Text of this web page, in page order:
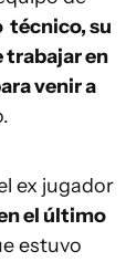
técnico, su
trabajar en
venir a
ex jugador
el último
estuvo